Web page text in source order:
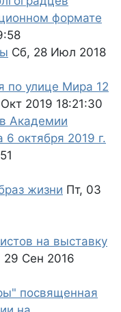
формате
Сб, 28 Июл 2018
по улице Мира 12
2019 18:21:30
Академии
6 октября 2019 г.
жизни Пт, 03
на выставку
29 Сен 2016
посвященная